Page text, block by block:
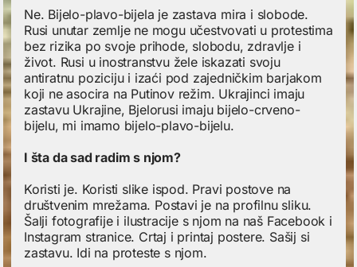
Ne. Bijelo-plavo-bijela je zastava mira i slobode.
Rusi unutar zemlje ne mogu učestvovati u protestima
bez rizika po svoje prihode, slobodu, zdravlje i
život. Rusi u inostranstvu žele iskazati svoju
antiratnu poziciju i izaći pod zajedničkim barjakom
koji ne asocira na Putinov režim. Ukrajinci imaju
zastavu Ukrajine, Bjelorusi imaju bijelo-crveno-
bijelu, mi imamo bijelo-plavo-bijelu.
I šta da sad radim s njom?
Koristi je. Koristi slike ispod. Pravi postove na
društvenim mrežama. Postavi je na profilnu sliku.
Šalji fotografije i ilustracije s njom na naš Facebook i
Instagram stranice. Crtaj i printaj postere. Sašij si
zastavu. Idi na proteste s njom.